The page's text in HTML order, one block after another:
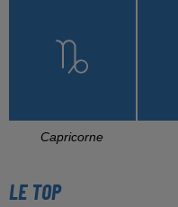
Capricorne
LE TOP